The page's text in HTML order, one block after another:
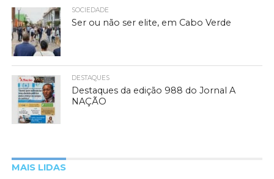
SOCIEDADE
Ser ou não ser elite, em Cabo Verde
DESTAQUES
Destaques da edição 988 do Jornal A
NAÇÃO
MAIS LIDAS